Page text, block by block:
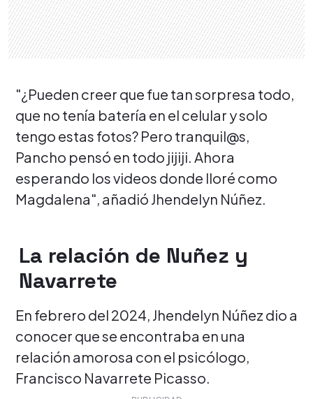
"¿Pueden creer que fue tan sorpresa todo,
que no tenía batería en el celular y solo
tengo estas fotos? Pero tranquil@s,
Pancho pensó en todo jijiji. Ahora
esperando los videos donde lloré como
Magdalena", añadió Jhendelyn Núñez.
La relación de Nuñez y
Navarrete
En febrero del 2024, Jhendelyn Núñez dio a
conocer que se encontraba en una
relación amorosa con el psicólogo,
Francisco Navarrete Picasso.